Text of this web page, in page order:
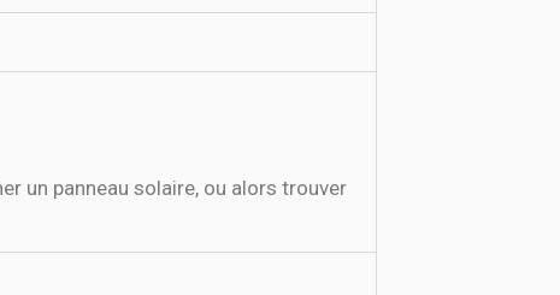
un panneau solaire, ou alors trouver